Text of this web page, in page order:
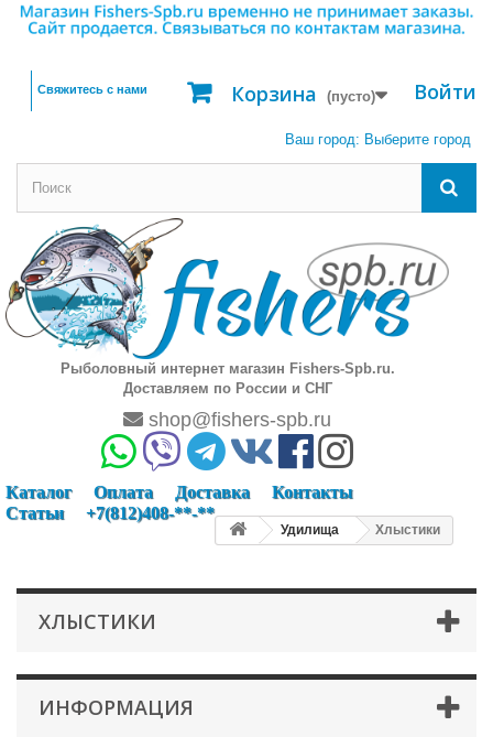
Войти
Корзина (пусто)
Свяжитесь с нами
Ваш город: Выберите город
Рыболовный интернет магазин Fishers-Spb.ru.
Доставляем по России и СНГ
shop@fishers-spb.ru
Каталог Оплата Доставка
Контакты
Статьи
+7(812)408-**-**
Удилища Хлыстики
ХЛЫСТИКИ
ИНФОРМАЦИЯ